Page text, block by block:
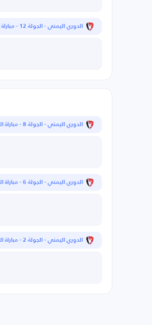
الدوري اليمني - الجولة 12 - مباراة الذهاب
الدوري اليمني - الجولة 8 - مباراة الذهاب
الدوري اليمني - الجولة 6 - مباراة الذهاب
الدوري اليمني - الجولة 2 - مباراة الذهاب